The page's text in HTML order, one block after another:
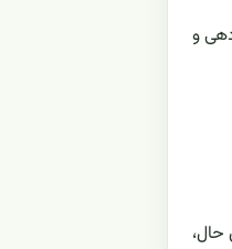
شما برگ‌دهی و
حال،